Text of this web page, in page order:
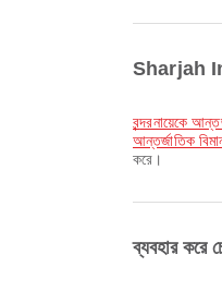
Sharjah
বন্দরনায়েকে
আন্তর্জাতিক
করে।
ব্যবহার